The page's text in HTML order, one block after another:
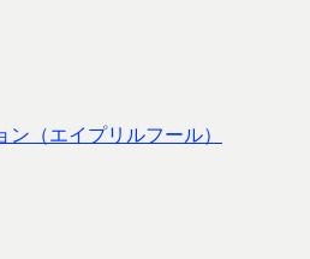
（エイプリルフール）